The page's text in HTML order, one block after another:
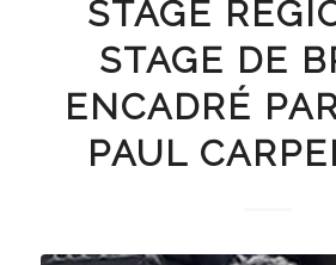
STAGE
STAGE DE
ENCADRÉ
PAUL